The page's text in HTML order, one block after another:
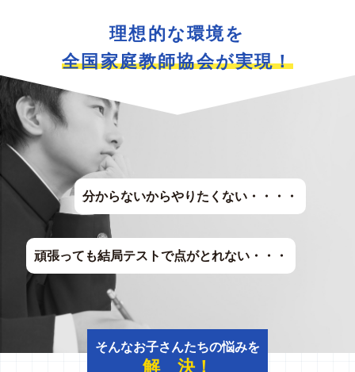
理想的な環境を
全国家庭教師協会が実現！
分からないからやりたくない・・・・
頑張っても結局テストで点がとれない・・・
そんなお子さんたちの悩みを
解 決！